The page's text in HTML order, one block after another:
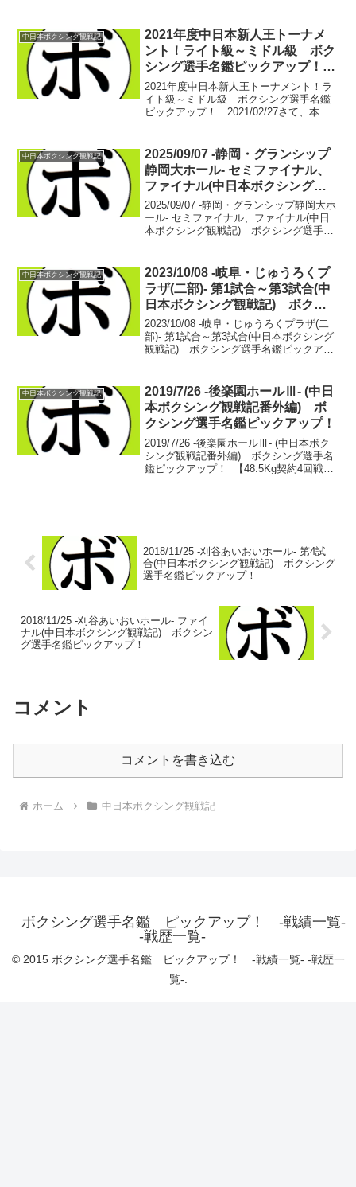
ンチャーリー(タイ) 鋭くジャ...
中日本ボクシング観戦記
2021年度中日本新人王トーナメ
ント！ライト級～ミドル級 ボク
シング選手名鑑ピックアップ！
2021/02/27
2021年度中日本新人王トーナメント！ラ
イト級～ミドル級 ボクシング選手名鑑
ピックアップ！ 2021/02/27さて、本日
優勝予想も併せて！アテにすんなよ！毎
年外す...
中日本ボクシング観戦記
2025/09/07 -静岡・グランシップ
静岡大ホール- セミファイナル、
ファイナル(中日本ボクシング観
戦記) ボクシング選手名鑑ピッ
クアップ！
2025/09/07 -静岡・グランシップ静岡大ホ
ール- セミファイナル、ファイナル(中日
本ボクシング観戦記) ボクシング選手名
ン(比)両者サウスポーの試合。L...
中日本ボクシング観戦記
2023/10/08 -岐阜・じゅうろくプ
ラザ(二部)- 第1試合～第3試合(中
日本ボクシング観戦記) ボクシ
ング選手名鑑ピックアップ！
2023/10/08 -岐阜・じゅうろくプラザ(二
部)- 第1試合～第3試合(中日本ボクシング
観戦記) ボクシング選手名鑑ピックアッ
上回る石原に対し、鋭...
中日本ボクシング観戦記
2019/7/26 -後楽園ホールⅢ- (中日
本ボクシング観戦記番外編) ボ
クシング選手名鑑ピックアップ！
2019/7/26 -後楽園ホールⅢ- (中日本ボク
シング観戦記番外編) ボクシング選手名
鑑ピックアップ！ 【48.5Kg契約4回戦】
2018/11/25 -刈谷あいおいホール- 第4試
合(中日本ボクシング観戦記) ボクシング
選手名鑑ピックアップ！
2018/11/25 -刈谷あいおいホール- ファイ
ナル(中日本ボクシング観戦記) ボクシン
グ選手名鑑ピックアップ！
コメント
コメントを書き込む
ホーム 中日本ボクシング観戦記
ボクシング選手名鑑 ピックアップ！ -戦績一覧-
-戦歴一覧-
© 2015 ボクシング選手名鑑 ピックアップ！ -戦績一覧- -戦歴一
覧-.